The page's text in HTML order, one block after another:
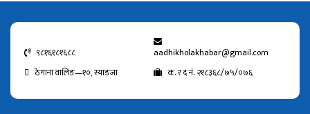
९८१६१८१६८८
aadhikholakhabar@gmail.com
ठेगाना वालिङ—१०, स्याङजा
क. र द नं. २१८३६८/७५/०७६